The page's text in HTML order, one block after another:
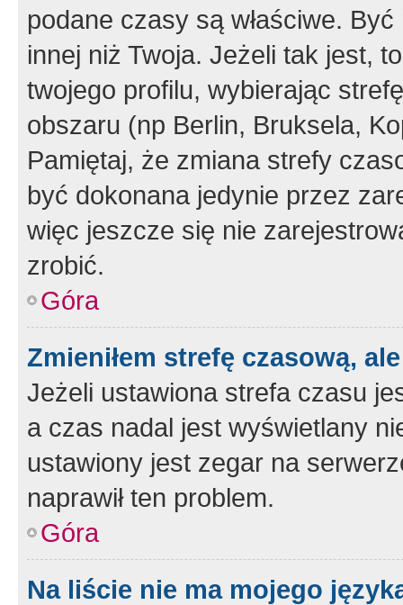
podane czasy są właściwe.
innej niż Twoja. Jeżeli tak jest,
twojego profilu, wybierając
obszaru (np Berlin, Bruksela,
Pamiętaj, że zmiana strefy
być dokonana jedynie przez
więc jeszcze się nie
zrobić.
Góra
Zmieniłem strefę czasową,
Jeżeli ustawiona strefa czasu
a czas nadal jest wyświetlany
ustawiony jest zegar na
naprawił ten problem.
Góra
Na liście nie ma mojego